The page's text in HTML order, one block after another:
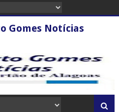
Gomes Notícias